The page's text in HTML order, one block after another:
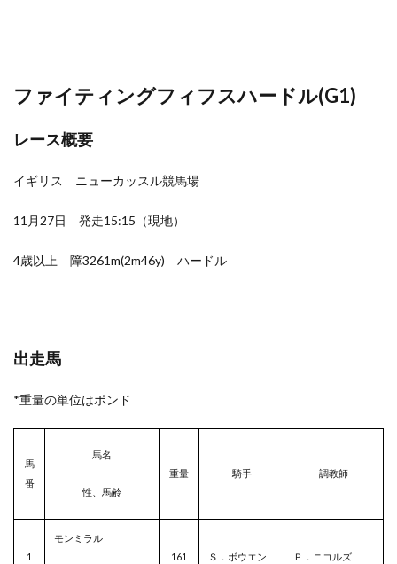
ファイティングフィフスハードル(G1)
レース概要
イギリス ニューカッスル競馬場
11月27日 発走15:15（現地）
4歳以上 障3261m(2m46y) ハードル
出走馬
*重量の単位はポンド
馬
番
馬名
性、馬齢
重量 騎手 調教師
1
モンミラル
161
Ｓ．ボウエン Ｐ．ニコルズ